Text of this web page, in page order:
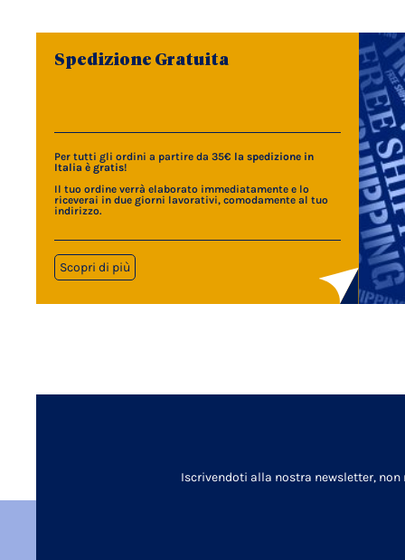
Spedizione Gratuita
Per tutti gli ordini a partire da 35€ la spedizione in
Italia è gratis!
Il tuo ordine verrà elaborato immediatamente e lo
riceverai in due giorni lavorativi, comodamente al tuo
indirizzo.
Scopri di più
Iscrivendoti alla nostra newsletter,